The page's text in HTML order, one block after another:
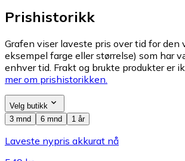
Prishistorikk
Grafen viser laveste pris over tid for den
eksempel farge eller størrelse) som har
enhver tid. Frakt og brukte produkter er
mer om prishistorikken.
Velg butikk
3 mnd
6 mnd 1 år
Laveste nypris akkurat nå